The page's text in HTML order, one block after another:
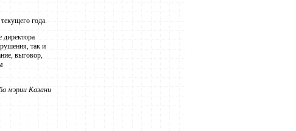
года.
директора
так и
выговор,
мэрии Казани